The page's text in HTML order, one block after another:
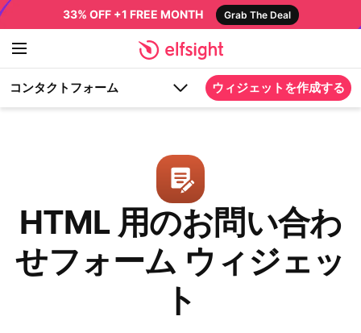
33% OFF +1 FREE MONTH Grab The Deal
コンタクトフォーム ウィジェットを作成する
HTML 用のお問い合わ
せフォーム ウィジェッ
ト